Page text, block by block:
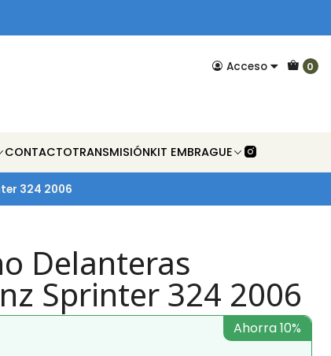
Acceso 0
CONTACTOTRANSMISIÓNKIT EMBRAGUE
324 2006
Delanteras
Sprinter 324 2006
Ahorra 10%